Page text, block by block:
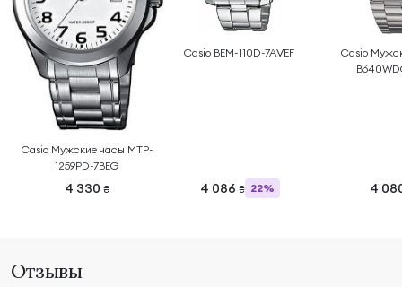
Casio Мужские часы MTP-
1259PD-7BEG
4 330 ₴
Casio BEM-110D-7AVEF
4 086 ₴ 22%
Casio
4
Отзывы